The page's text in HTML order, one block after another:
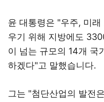
윤 대통령은 "우주, 미
우기 위해 지방에도
이 넘는 규모의 14개 국
하겠다"고 말했습니다.
그는 "첨단산업의 발전